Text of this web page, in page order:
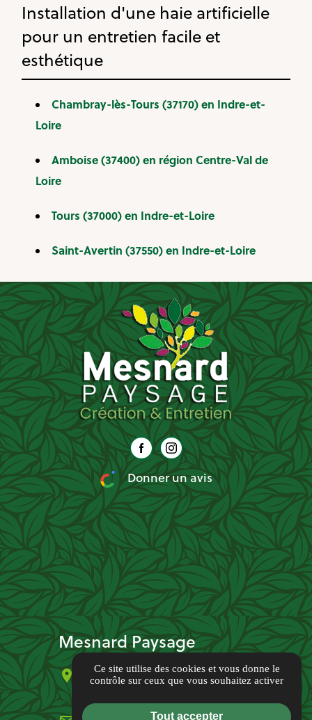
Installation d'une haie artificielle
pour un entretien facile et
esthétique
Chambray-lès-Tours (37170) en Indre-et-
Loire
Amboise (37400) en région Centre-Val de
Loire
Tours (37000) en Indre-et-Loire
Saint-Avertin (37550) en Indre-et-Loire
Donner un avis
Mesnard Paysage
location_on
19 bis Avenue des Platanes,
Ce site utilise des cookies et vous donne le
contrôle sur ceux que vous souhaitez activer
Tout accepter